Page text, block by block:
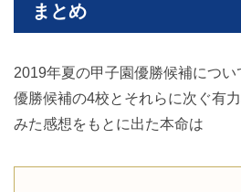
まとめ
2019年夏の甲子園優勝候補につい
優勝候補の4校とそれらに次ぐ有
みた感想をもとに出た本命は